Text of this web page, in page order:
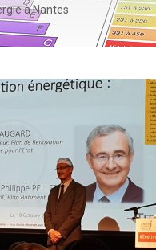
à Nantes